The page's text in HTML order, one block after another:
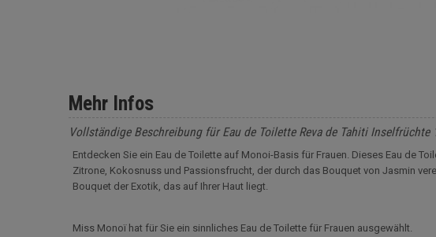
Mehr Infos
Vollständige Beschreibung für Eau de Toilette Reva de Tahiti Inselfrüchte
Entdecken Sie ein Eau de Toilette auf Monoi-Basis für Frauen. Dieses Eau de
Zitrone, Kokosnuss und Passionsfrucht, der durch das Bouquet von Jasmin
Bouquet der Exotik, das auf Ihrer Haut liegt.
Miss Monoï hat für Sie ein sinnliches Eau de Toilette für Frauen ausgewählt.